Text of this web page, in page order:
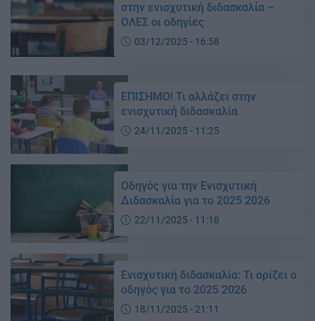
στην ενισχυτική διδασκαλία –
ΟΛΕΣ οι οδηγίες
03/12/2025 - 16:58
ΕΠΙΣΗΜΟ! Τι αλλάζει στην
ενισχυτική διδασκαλία
24/11/2025 - 11:25
Οδηγός για την Ενισχυτική
Διδασκαλία για το 2025 2026
22/11/2025 - 11:18
Ενισχυτική διδασκαλία: Τι ορίζει ο
οδηγός για το 2025 2026
18/11/2025 - 21:11